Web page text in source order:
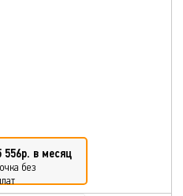
556р. в месяц
без